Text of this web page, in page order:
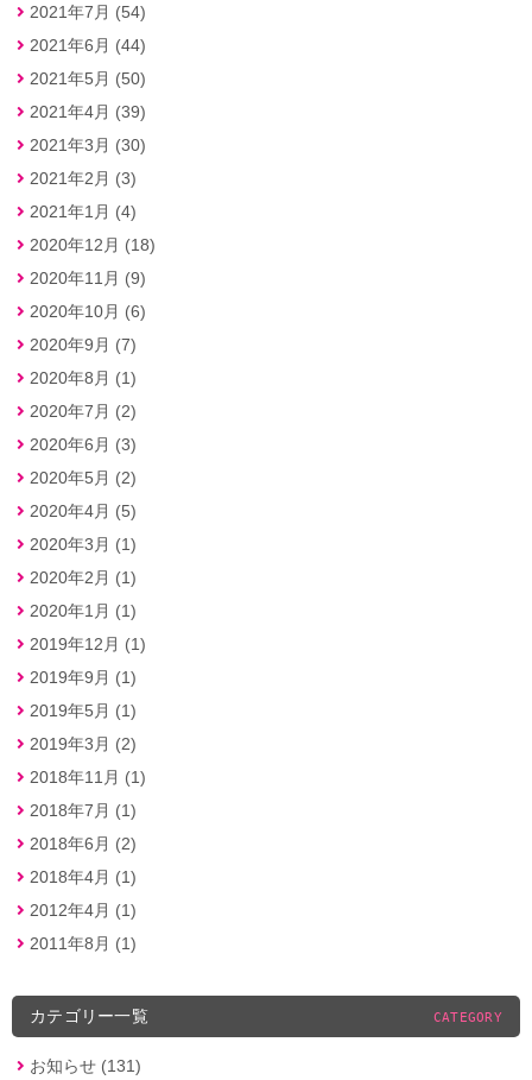
2021年7月 (54)
2021年6月 (44)
2021年5月 (50)
2021年4月 (39)
2021年3月 (30)
2021年2月 (3)
2021年1月 (4)
2020年12月 (18)
2020年11月 (9)
2020年10月 (6)
2020年9月 (7)
2020年8月 (1)
2020年7月 (2)
2020年6月 (3)
2020年5月 (2)
2020年4月 (5)
2020年3月 (1)
2020年2月 (1)
2020年1月 (1)
2019年12月 (1)
2019年9月 (1)
2019年5月 (1)
2019年3月 (2)
2018年11月 (1)
2018年7月 (1)
2018年6月 (2)
2018年4月 (1)
2012年4月 (1)
2011年8月 (1)
カテゴリー一覧 CATEGORY
お知らせ (131)